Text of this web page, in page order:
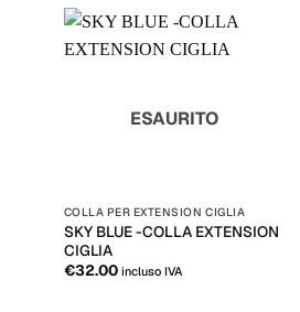
ESAURITO
COLLA PER EXTENSION CIGLIA
SKY BLUE -COLLA EXTENSION
CIGLIA
€32.00 incluso IVA